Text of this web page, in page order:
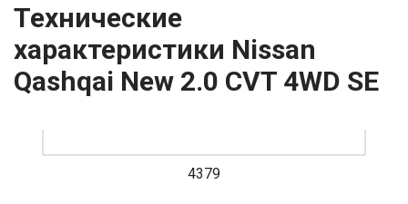
Технические
характеристики Nissan
Qashqai New 2.0 CVT 4WD SE
4379